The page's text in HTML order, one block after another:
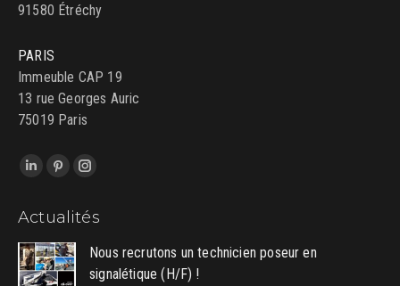
91580 Étréchy
PARIS
Immeuble CAP 19
13 rue Georges Auric
75019 Paris
Trouvez nous sur :
LinkedIn
opens
in
new
Pinterest
opens
in
new
Instagram
opens
in
new
Actualités
Nous recrutons un technicien poseur en
signalétique (H/F) !